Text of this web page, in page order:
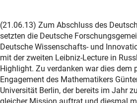
(21.06.13) Zum Abschluss des
setzten die Deutsche
Deutsche Wissenschafts- und
mit der zweiten Leibniz-Lecture in
Highlight. Zu verdanken war dies dem
Engagement des Mathematikers
Universität Berlin, der bereits im Jahr
gleicher Mission auftrat und diesmal